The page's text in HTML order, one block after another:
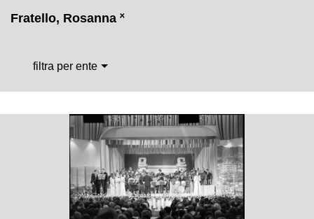
Fratello, Rosanna ˟
filtra per ente